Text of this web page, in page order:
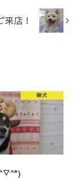
店！
柴犬